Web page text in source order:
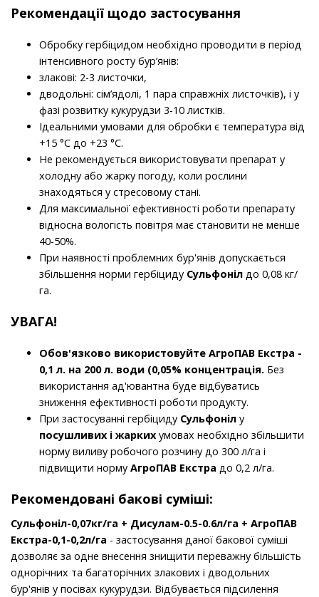
Рекомендації щодо застосування
Обробку гербіцидом необхідно проводити в період
інтенсивного росту бур’янів:
злакові: 2-3 листочки,
дводольні: сім’ядолі, 1 пара справжніх листочків), і у
фазі розвитку кукурудзи 3-10 листків.
Ідеальними умовами для обробки є температура від
+15 °C до +23 °C.
Не рекомендується використовувати препарат у
холодну або жарку погоду, коли рослини
знаходяться у стресовому стані.
Для максимальної ефективності роботи препарату
відносна вологість повітря має становити не менше
40-50%.
При наявності проблемних бур'янів допускається
збільшення норми гербіциду Сульфоніл до 0,08 кг/
га.
УВАГА!
Обов'язково використовуйте АгроПАВ Екстра -
0,1 л. на 200 л. води (0,05% концентрація. Без
використання ад'ювантна буде відбуватись
зниження ефективності роботи продукту.
При застосуванні гербіциду Сульфоніл у
посушливих і жарких умовах необхідно збільшити
норму виливу робочого розчину до 300 л/га і
підвищити норму АгроПАВ Екстра до 0,2 л/га.
Рекомендовані бакові суміші:
Сульфоніл-0,07кг/га + Дисулам-0.5-0.6л/га + АгроПАВ
Екстра-0,1-0,2л/га - застосування даної бакової суміші
дозволяє за одне внесення знищити переважну більшість
однорічних та багаторічних злакових і дводольних
бур'янів у посівах кукурудзи. Відбувається підсилення